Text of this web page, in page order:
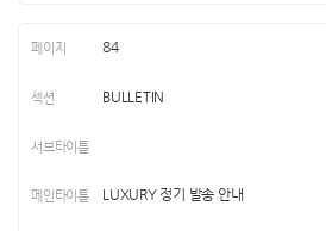
84
BULLETIN
LUXURY 정기 발송 안내